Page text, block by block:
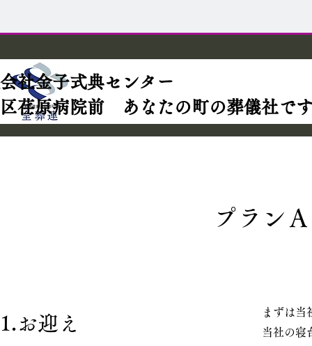
会社金子式典センター
荏原病院前 あなたの町の葬儀社で
プラン
1.お迎え
まずは
当社の寝